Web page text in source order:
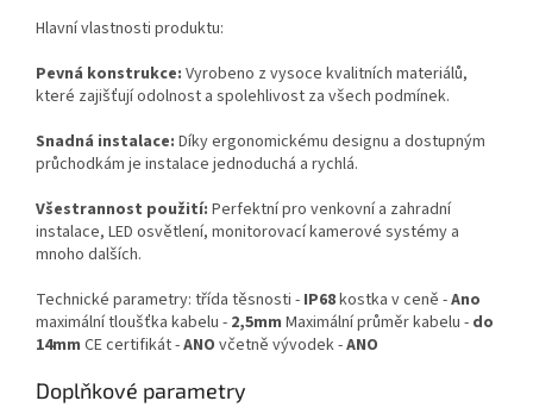
Hlavní vlastnosti produktu:
Pevná konstrukce: Vyrobeno z vysoce kvalitních materiálů,
které zajišťují odolnost a spolehlivost za všech podmínek.
Snadná instalace: Díky ergonomickému designu a dostupným
průchodkám je instalace jednoduchá a rychlá.
Všestrannost použití: Perfektní pro venkovní a zahradní
instalace, LED osvětlení, monitorovací kamerové systémy a
mnoho dalších.
Technické parametry: třída těsnosti - IP68kostka v ceně -Ano
maximální tloušťka kabelu - 2,5mm Maximální průměr kabelu - do
14mm CE certifikát -ANO včetně vývodek -ANO
Doplňkové parametry